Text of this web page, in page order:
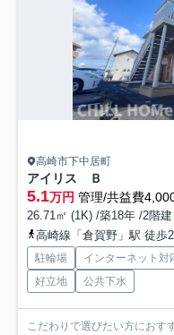
高崎市下中居町
アイリス Ｂ
5.1万円 管理/共益費
26.71㎡ (1K) /築18年 /2階建
高崎線「倉賀野」駅 徒歩
駐輪場 インターネット対
好立地
公共下水
こだわりで選びたい方におす